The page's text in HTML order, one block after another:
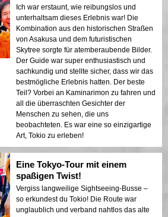
Ich war erstaunt, wie reibungslos und
unterhaltsam dieses Erlebnis war! Die
Kombination aus den historischen Straßen
von Asakusa und dem futuristischen
Skytree sorgte für atemberaubende Bilder.
Der Guide war super enthusiastisch und
sachkundig und stellte sicher, dass wir das
bestmögliche Erlebnis hatten. Der beste
Teil? Vorbei an Kaminarimon zu fahren und
all die überraschten Gesichter der
Menschen zu sehen, die uns
beobachteten. Es war eine so einzigartige
Art, Tokio zu erleben!
Eine Tokyo-Tour mit einem
spaßigen Twist!
Vergiss langweilige Sightseeing-Busse –
so erkundest du Tokio! Die Route war
unglaublich und verband nahtlos das alte